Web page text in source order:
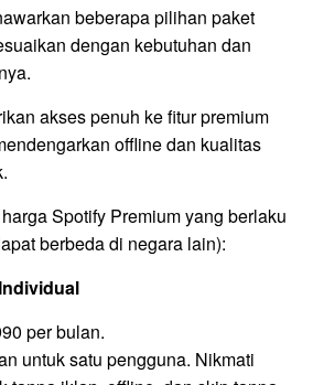
beberapa pilihan paket
dengan kebutuhan dan
akses penuh ke fitur premium
offline dan kualitas
Spotify Premium yang berlaku
berbeda di negara lain):
per bulan.
untuk satu pengguna. Nikmati